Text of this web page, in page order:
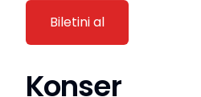
Biletini al
Konser